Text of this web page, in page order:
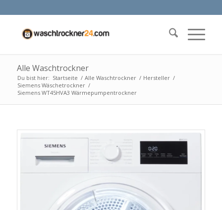
Alle Waschtrockner
Du bist hier: Startseite / Alle Waschtrockner / Hersteller /
Siemens Wäschetrockner /
Siemens WT45HVA3 Wärmepumpentrockner